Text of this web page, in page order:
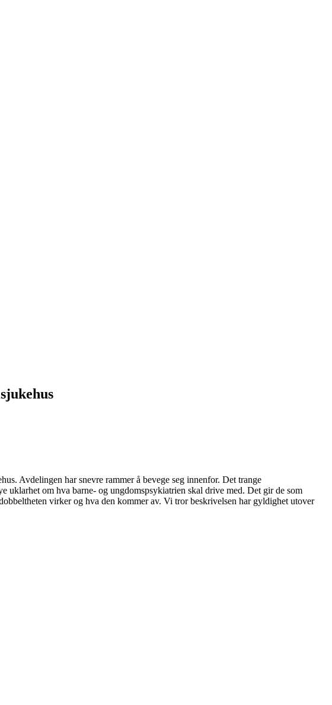
Avdelingen har snevre rammer å bevege seg innenfor. Det trange
uklarhet om hva barne- og ungdomspsykiatrien skal drive med. Det gir de som
virker og hva den kommer av. Vi tror beskrivelsen har gyldighet utover